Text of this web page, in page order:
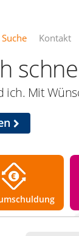
Suche Kontakt
ich. Mit